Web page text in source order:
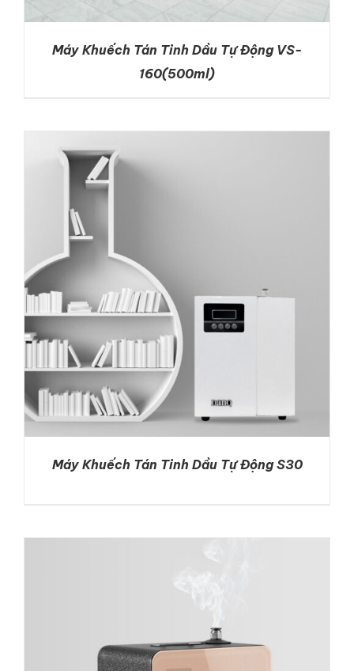
Máy Khuếch Tán Tinh Dầu Tự Động VS-
160(500ml)
DETAILS
Máy Khuếch Tán Tinh Dầu Tự Động S30